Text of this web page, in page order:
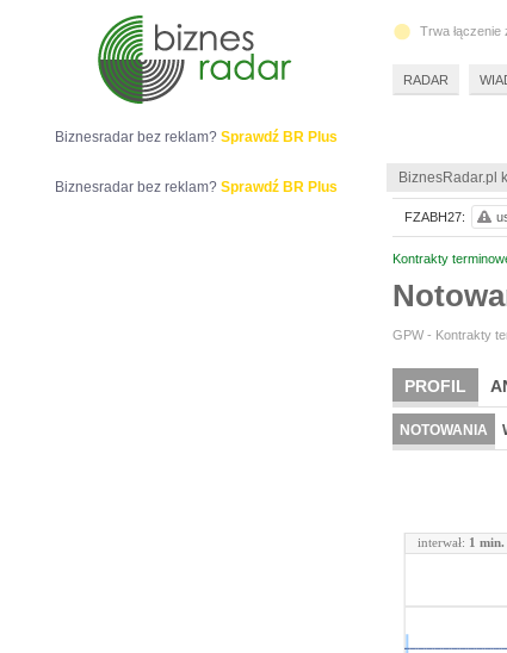
BiznesRadar.pl
Kontrakty
GPW - Kontrakty
PROFIL
NOTOWANIA
interwał: 1 min.
FZABH27:
Biznesradar bez reklam? Sprawdź BR Plus
Biznesradar bez reklam? Sprawdź BR Plus
Trwa łączenie
RADAR